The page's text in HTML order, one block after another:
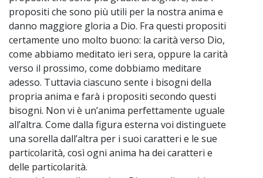
propositi che sono più utili per la nostra anima e
danno maggiore gloria a Dio. Fra questi propositi
certamente uno molto buono: la carità verso Dio,
come abbiamo meditato ieri sera, oppure la carità
verso il prossimo, come dobbiamo meditare
adesso. Tuttavia ciascuno sente i bisogni della
propria anima e farà i propositi secondo questi
bisogni. Non vi è un’anima perfettamente uguale
all’altra. Come dalla figura esterna voi distinguete
una sorella dall’altra per i suoi caratteri e le sue
particolarità, così ogni anima ha dei caratteri e
delle particolarità.